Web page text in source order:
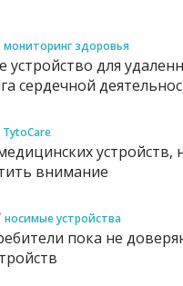
мониторинг здоровья
устройство для
сердечной
TytoCare
устройств,
внимание
носимые устройства
пока не